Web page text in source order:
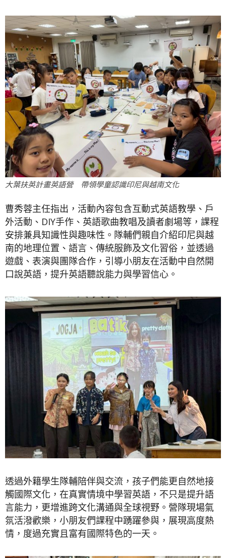
大葉扶英計畫英語營 帶領學童認識印尼與越南文化
曹秀蓉主任指出，活動內容包含互動式英語教學、戶
外活動、DIY手作、英語歌曲教唱及讀者劇場等，課程
安排兼具知識性與趣味性。隊輔們親自介紹印尼與越
南的地理位置、語言、傳統服飾及文化習俗，並透過
遊戲、表演與團隊合作，引導小朋友在活動中自然開
口說英語，提升英語聽說能力與學習信心。
透過外籍學生隊輔陪伴與交流，孩子們能更自然地接
觸國際文化，在真實情境中學習英語，不只是提升語
言能力，更增進跨文化溝通與全球視野。營隊現場氣
氛活潑歡樂，小朋友們課程中踴躍參與，展現高度熱
情，度過充實且富有國際特色的一天。